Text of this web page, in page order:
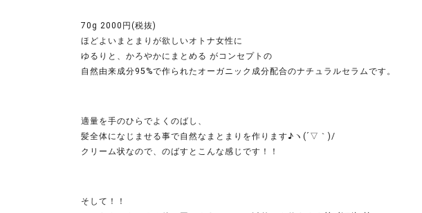
70g 2000円(税抜)
ほどよいまとまりが欲しいオトナ女性に
ゆるりと、かろやかにまとめる がコンセプトの
自然由来成分95%で作られたオーガニック成分配合のナチュラルセラムです。
適量を手のひらでよくのばし、
髪全体になじませる事で自然なまとまりを作ります♪ヽ(´▽｀)/
クリーム状なので、のばすとこんな感じです！！
そして！！